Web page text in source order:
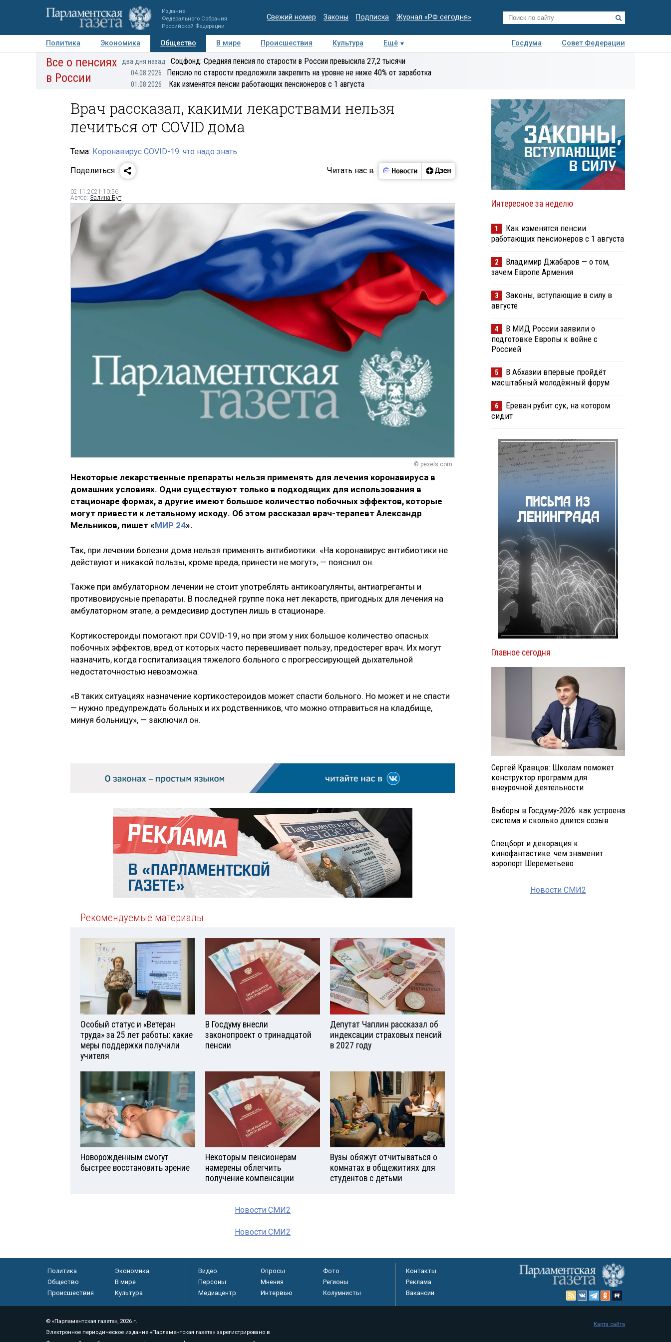
Издание
Федерального Собрания
Российской Федерации
Свежий номер Законы Подписка Журнал «РФ сегодня»
Политика Экономика Общество В мире Происшествия Культура Ещё Госдума
Совет Федерации
Авторы Персоны Мнения Регионы Медиацентр Интервью Колумнисты
Все о пенсиях
в России
два дня назад Соцфонд: Средняя пенсия по старости в России превысила 27,2 тысячи
04.08.2026 Пенсию по старости предложили закрепить на уровне не ниже 40% от заработка
01.08.2026 Как изменятся пенсии работающих пенсионеров с 1 августа
Врач рассказал, какими лекарствами нельзя
лечиться от COVID дома
Тема: Коронавирус COVID-19: что надо знать
Поделиться
Читать нас в
02.11.2021 10:56
Автор: Залина Бут
© pexels.com
Некоторые лекарственные препараты нельзя применять для лечения коронавируса в
домашних условиях. Одни существуют только в подходящих для использования в
стационаре формах, а другие имеют большое количество побочных эффектов, которые
могут привести к летальному исходу. Об этом рассказал врач-терапевт Александр
Мельников, пишет «МИР 24».
Так, при лечении болезни дома нельзя применять антибиотики. «На коронавирус антибиотики не
действуют и никакой пользы, кроме вреда, принести не могут», — пояснил он.
Также при амбулаторном лечении не стоит употреблять антикоагулянты, антиагреганты и
противовирусные препараты. В последней группе пока нет лекарств, пригодных для лечения на
амбулаторном этапе, а ремдесивир доступен лишь в стационаре.
Кортикостероиды помогают при COVID-19, но при этом у них большое количество опасных
побочных эффектов, вред от которых часто перевешивает пользу, предостерег врач. Их могут
назначить, когда госпитализация тяжелого больного с прогрессирующей дыхательной
недостаточностью невозможна.
«В таких ситуациях назначение кортикостероидов может спасти больного. Но может и не спасти
— нужно предупреждать больных и их родственников, что можно отправиться на кладбище,
минуя больницу», — заключил он.
Рекомендуемые материалы
Особый статус и «Ветеран
труда» за 25 лет работы: какие
меры поддержки получили
учителя
В Госдуму внесли
законопроект о тринадцатой
пенсии
Депутат Чаплин рассказал об
индексации страховых пенсий
в 2027 году
Новорожденным смогут
быстрее восстановить зрение
Некоторым пенсионерам
намерены облегчить
получение компенсации
Вузы обяжут отчитываться о
комнатах в общежитиях для
студентов с детьми
Новости СМИ2
Новости СМИ2
Интересное за неделю
1
Как изменятся пенсии
работающих пенсионеров с 1 августа
2
Владимир Джабаров — о том,
зачем Европе Армения
3
Законы, вступающие в силу в
августе
4
В МИД России заявили о
подготовке Европы к войне с
Россией
5
В Абхазии впервые пройдёт
масштабный молодёжный форум
6
Ереван рубит сук, на котором
сидит
Главное сегодня
Сергей Кравцов: Школам поможет
конструктор программ для
внеурочной деятельности
Выборы в Госдуму-2026: как устроена
система и сколько длится созыв
Спецборт и декорация к
кинофантастике: чем знаменит
аэропорт Шереметьево
Новости СМИ2
Политика
Экономика
Общество
В мире
Происшествия
Культура
Видео Опросы
Фото
Персоны
Мнения
Регионы
Медиацентр
Интервью Колумнисты
Контакты
Реклама
Вакансии
© «Парламентская газета», 2026 г.
Электронное периодическое издание «Парламентская газета» зарегистрировано в
Карта сайта